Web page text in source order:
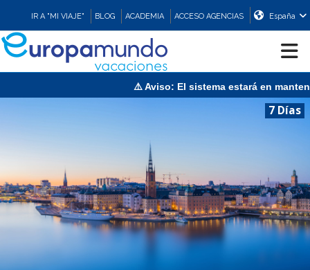
IR A "MI VIAJE" BLOG ACADEMIA ACCESO AGENCIAS España
CRUCEROS
ASIA
ORIENTE
sistema estará en mantenimiento el domingo 9 de agosto de
7 Días